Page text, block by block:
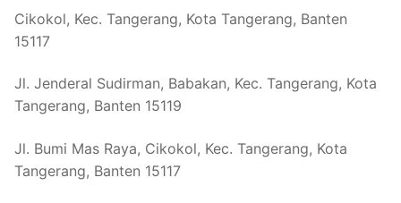
Cikokol, Kec. Tangerang, Kota Tangerang, Banten
15117
Jl. Jenderal Sudirman, Babakan, Kec. Tangerang, Kota
Tangerang, Banten 15119
Jl. Bumi Mas Raya, Cikokol, Kec. Tangerang, Kota
Tangerang, Banten 15117